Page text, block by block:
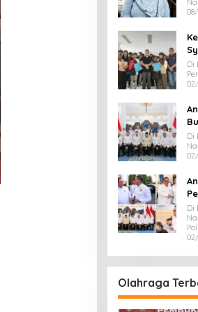
Di
Di
Di
Olahraga